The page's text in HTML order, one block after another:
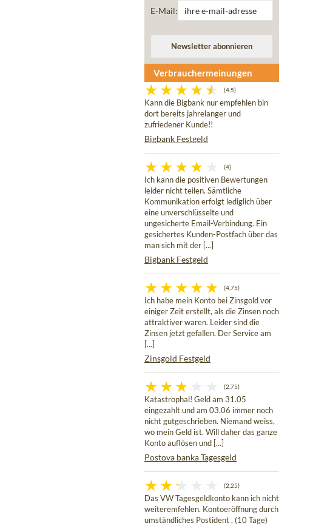
E-Mail:
Verbrauchermeinungen
(4,5)
Kann die Bigbank nur empfehlen bin
dort bereits jahrelanger und
zufriedener Kunde!!
Bigbank Festgeld
(4)
Ich kann die positiven Bewertungen
leider nicht teilen. Sämtliche
Kommunikation erfolgt lediglich über
eine unverschlüsselte und
ungesicherte Email-Verbindung. Ein
gesichertes Kunden-Postfach über das
man sich mit der [...]
Bigbank Festgeld
(4,75)
Ich habe mein Konto bei Zinsgold vor
einiger Zeit erstellt, als die Zinsen noch
attraktiver waren. Leider sind die
Zinsen jetzt gefallen. Der Service am
[...]
Zinsgold Festgeld
(2,75)
Katastrophal! Geld am 31.05
eingezahlt und am 03.06 immer noch
nicht gutgeschrieben. Niemand weiss,
wo mein Geld ist. Will daher das ganze
Konto auflösen und [...]
Postova banka Tagesgeld
(2,25)
Das VW Tagesgeldkonto kann ich nicht
weiteremfehlen. Kontoeröffnung durch
umständliches Postident . (10 Tage)